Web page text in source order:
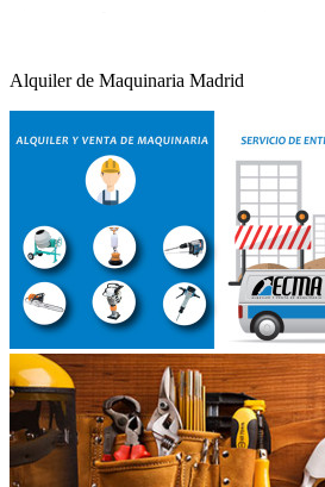
Alquiler de Maquinaria Madrid